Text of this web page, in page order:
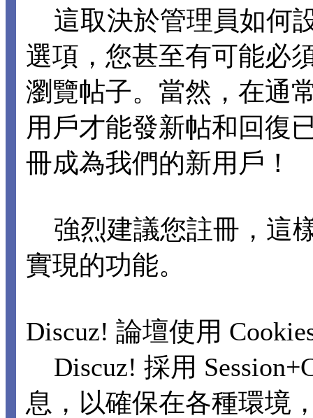
這取決於管理員如何
選項，您甚至有可能必
瀏覽帖子。當然，在通
用戶才能發新帖和回復
冊成為我們的新用戶！
強烈建議您註冊，這
實現的功能。
Discuz! 論壇使用
Discuz! 採用
息，以確保在各種環境